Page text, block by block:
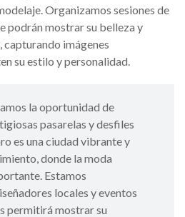
Organizamos sesiones de
podrán mostrar su belleza y
imágenes
su estilo y personalidad.
la oportunidad de
pasarelas y desfiles
es una ciudad vibrante y
donde la moda
Estamos
locales y eventos
permitirá mostrar su